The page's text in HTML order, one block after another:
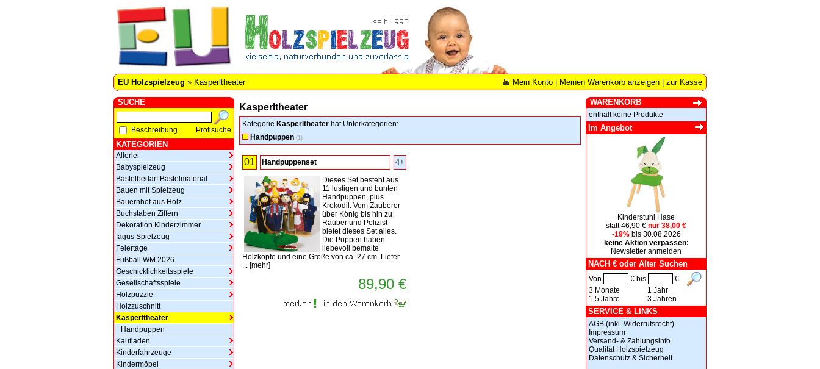
EU Holzspielzeug » Kasperltheater Mein Konto Meinen Warenkorb anzeigen zur Kasse
SUCHE
Beschreibung Profisuche
KATEGORIEN
Allerlei
Babyspielzeug
Bastelbedarf Bastelmaterial
Bauen mit Spielzeug
Bauernhof aus Holz
Buchstaben Ziffern
Dekoration Kinderzimmer
fagus Spielzeug
Feiertage
Fußball WM 2026
Geschicklichkeitsspiele
Gesellschaftsspiele
Holzpuzzle
Holzzuschnitt
Kasperltheater
Handpuppen
Kaufladen
Kinderfahrzeuge
Kindermöbel
Kasperltheater
Kategorie Kasperltheater hat Unterkategorien:
Handpuppen (1)
01 Handpuppenset 4+
Dieses Set besteht aus
11 lustigen und bunten
Handpuppen, plus
Krokodil. Vom Zauberer
über König bis hin zu
Räuber und Polizist
bietet dieses Set alles.
Die Puppen haben
liebevoll bemalte
Holzköpfe und eine Größe von ca. 27 cm. Liefer
... [mehr]
89,90 €
WARENKORB
enthält keine Produkte
Im Angebot
Kinderstuhl Hase
statt 46,90 € nur 38,00 €
-19%bis 30.08.2026
keine Aktion verpassen:
Newsletter anmelden
NACH € oder Alter Suchen
Von € bis
€
3 Monate
1,5 Jahre
1 Jahr
3 Jahren
SERVICE & LINKS
AGB (inkl. Widerrufsrecht)
Impressum
Versand- & Zahlungsinfo
Qualität Holzspielzeug
Datenschutz & Sicherheit